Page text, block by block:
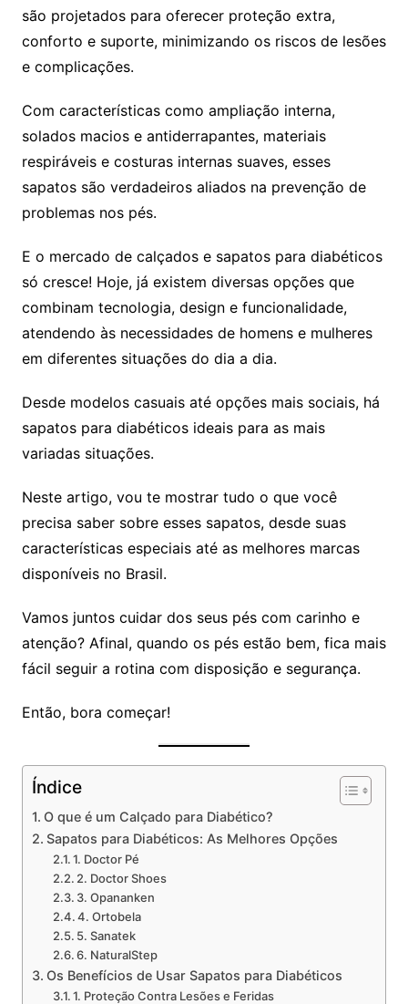
são projetados para oferecer proteção extra,
conforto e suporte, minimizando os riscos de lesões
e complicações.
Com características como ampliação interna,
solados macios e antiderrapantes, materiais
respiráveis e costuras internas suaves, esses
sapatos são verdadeiros aliados na prevenção de
problemas nos pés.
E o mercado de calçados e sapatos para diabéticos
só cresce! Hoje, já existem diversas opções que
combinam tecnologia, design e funcionalidade,
atendendo às necessidades de homens e mulheres
em diferentes situações do dia a dia.
Desde modelos casuais até opções mais sociais, há
sapatos para diabéticos ideais para as mais
variadas situações.
Neste artigo, vou te mostrar tudo o que você
precisa saber sobre esses sapatos, desde suas
características especiais até as melhores marcas
disponíveis no Brasil.
Vamos juntos cuidar dos seus pés com carinho e
atenção? Afinal, quando os pés estão bem, fica mais
fácil seguir a rotina com disposição e segurança.
Então, bora começar!
Índice
O que é um Calçado para Diabético?
Sapatos para Diabéticos: As Melhores Opções
1. Doctor Pé
2. Doctor Shoes
3. Opananken
4. Ortobela
5. Sanatek
6. NaturalStep
Os Benefícios de Usar Sapatos para Diabéticos
1. Proteção Contra Lesões e Feridas